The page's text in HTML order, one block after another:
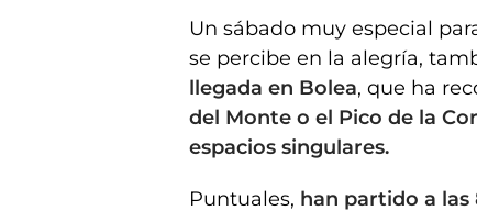
Un sábado muy especial
se percibe en la alegría,
llegada en Bolea, que ha
del Monte o el Pico de la
espacios singulares.
Puntuales, han partido a las